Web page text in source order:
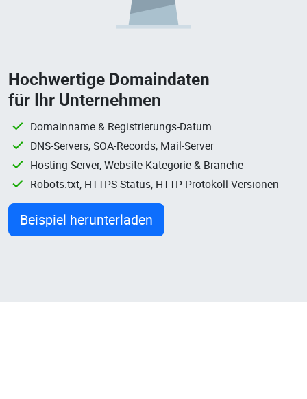
Hochwertige Domaindaten
für Ihr Unternehmen
Domainname & Registrierungs-Datum
DNS-Servers, SOA-Records, Mail-Server
Hosting-Server, Website-Kategorie & Branche
Robots.txt, HTTPS-Status, HTTP-Protokoll-Versionen
Beispiel herunterladen